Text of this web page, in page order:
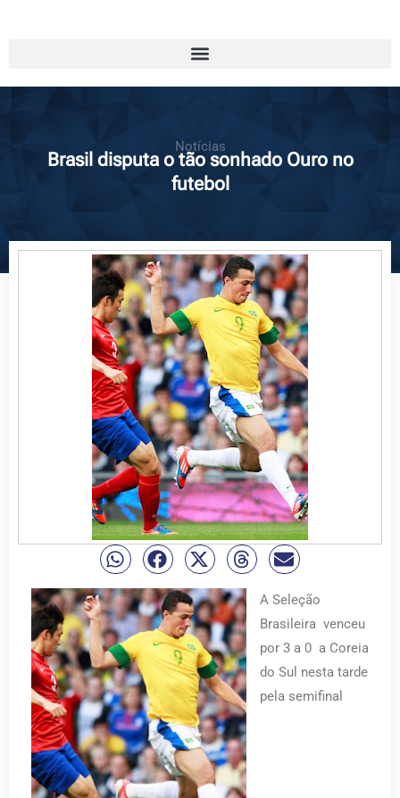
Notícias
Brasil disputa o tão sonhado Ouro no
futebol
A Seleção
Brasileira venceu
por 3 a 0 a Coreia
do Sul nesta tarde
pela semifinal